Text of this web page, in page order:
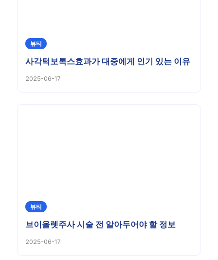
뷰티
사각턱보톡스효과가 대중에게 인기 있는 이유
2025-06-17
뷰티
브이올렛주사 시술 전 알아두어야 할 정보
2025-06-17